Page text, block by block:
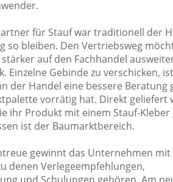
für Stauf war traditionell der
so bleiben. Den Vertriebsweg
auf den Fachhandel
Einzelne Gebinde zu verschicken,
der Handel eine bessere Beratung
vorrätig hat. Direkt geliefert
ihr Produkt mit einem Stauf-
ist der Baumarktbereich.
gewinnt das Unternehmen mit
denen Verlegeempfehlungen,